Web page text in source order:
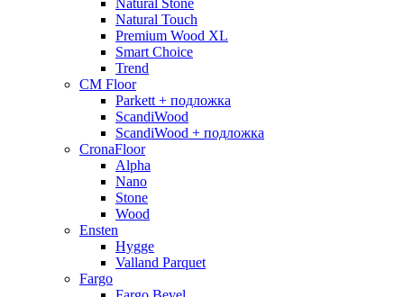
Natural Stone
Natural Touch
Premium Wood XL
Smart Choice
Trend
CM Floor
Parkett + подложка
ScandiWood
ScandiWood + подложка
CronaFloor
Alpha
Nano
Stone
Wood
Ensten
Hygge
Valland Parquet
Fargo